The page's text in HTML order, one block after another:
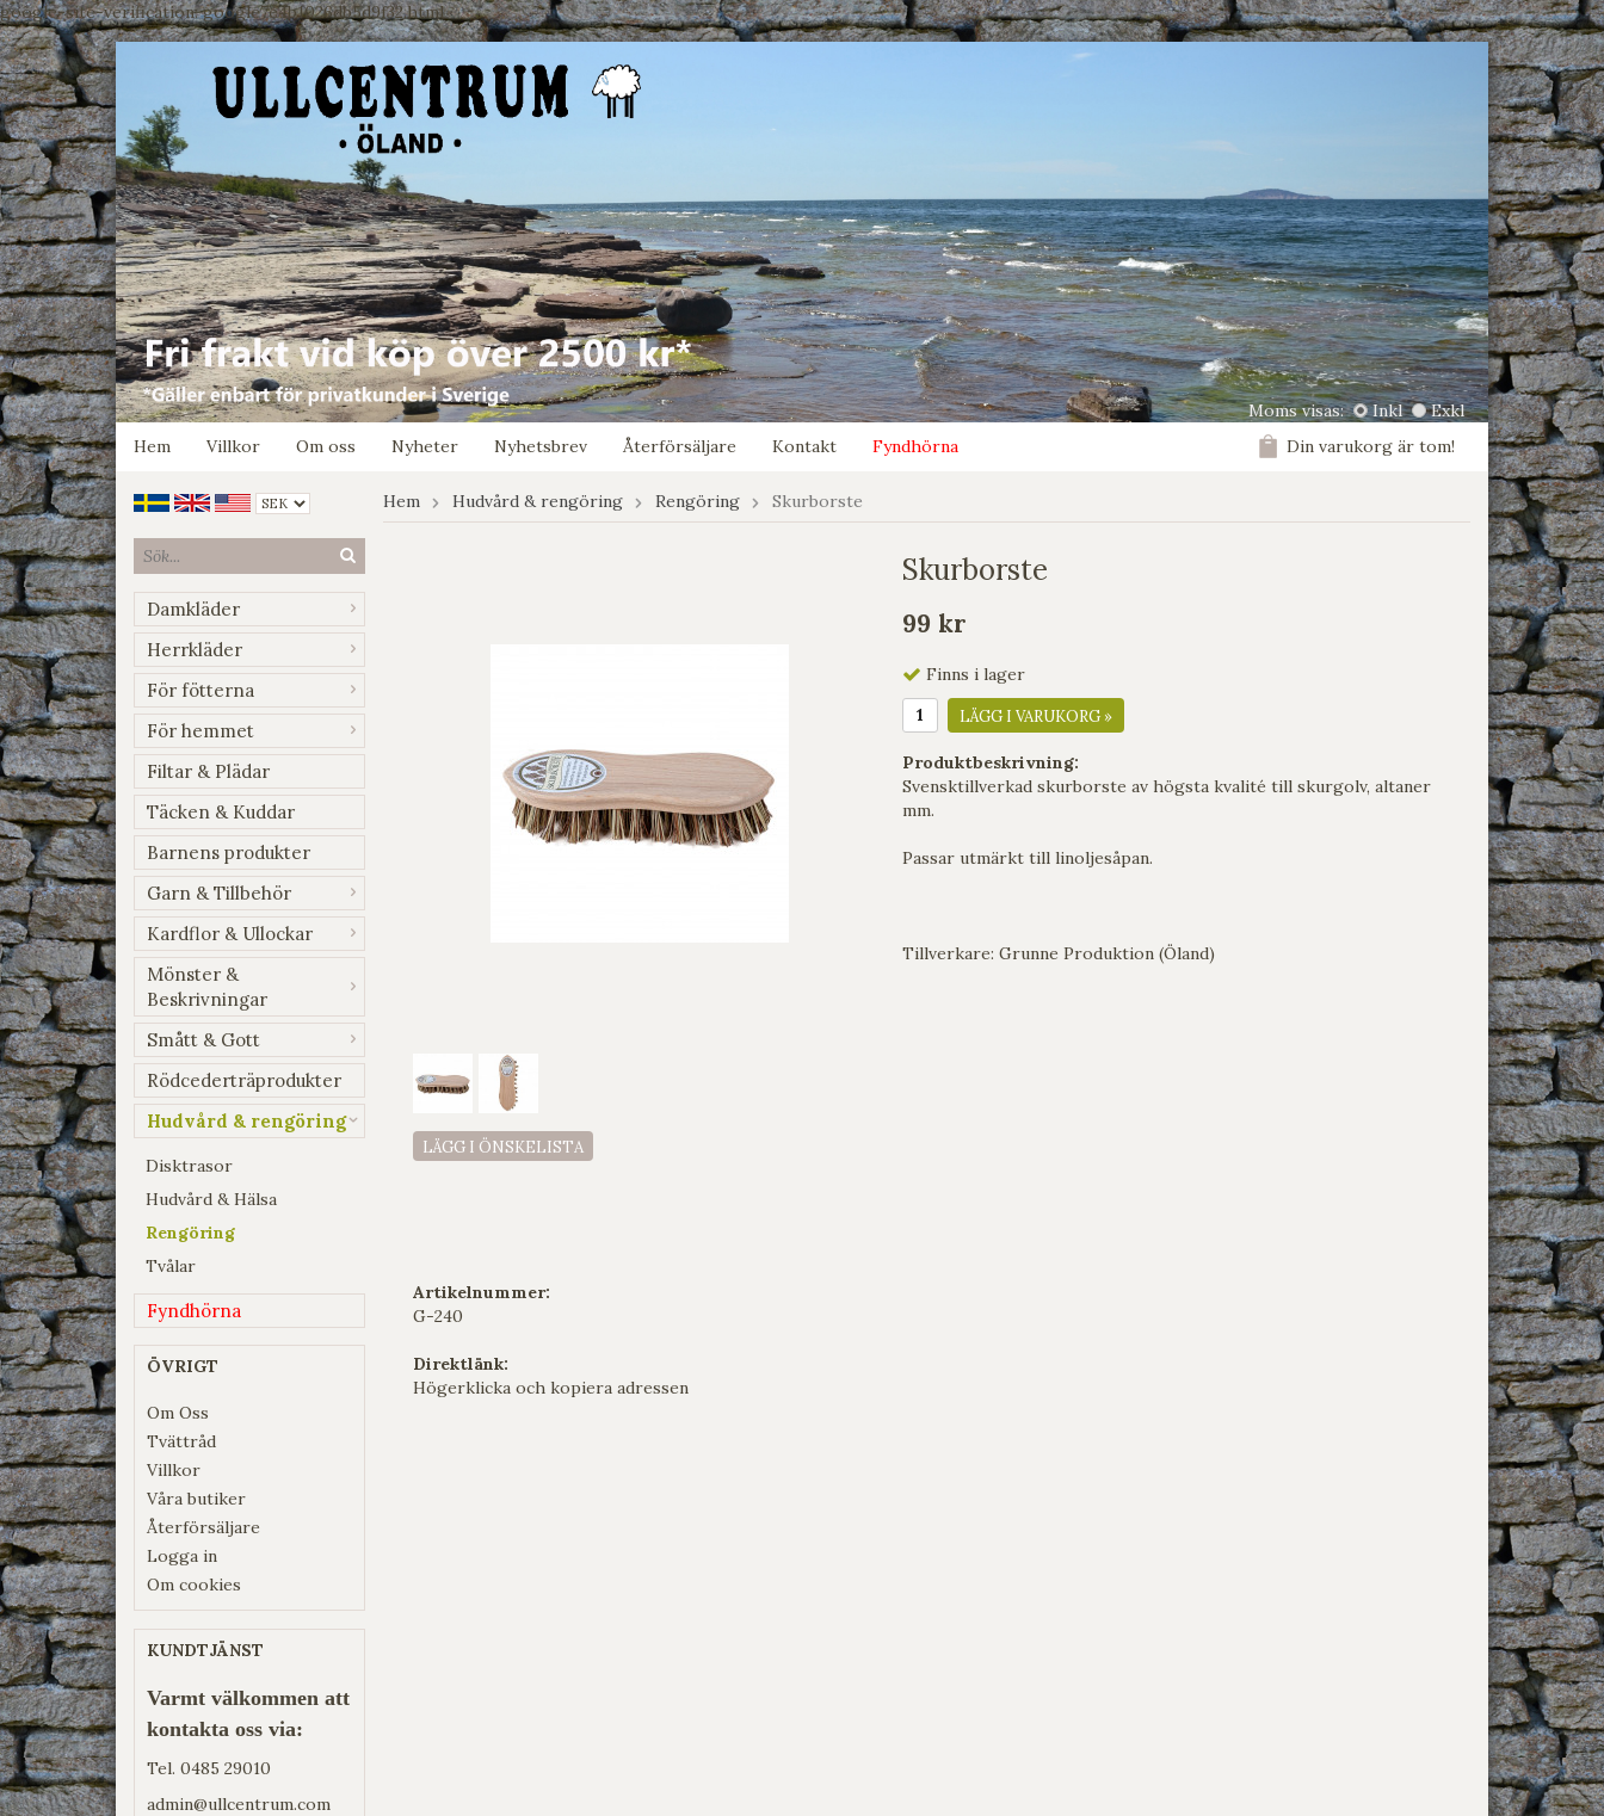
google-site-verification: google7e4b1026db5d9f32.html
Moms visas: Inkl
Exkl
Hem
Villkor Om oss Nyheter Nyhetsbrev Återförsäljare Kontakt Fyndhörna Din varukorg är tom!
Damkläder
Herrkläder
För fötterna
För hemmet
Filtar & Plädar
Täcken & Kuddar
Barnens produkter
Garn & Tillbehör
Kardflor & Ullockar
Mönster &
Beskrivningar
Smått & Gott
Rödcederträprodukter
Hudvård & rengöring
Disktrasor
Hudvård & Hälsa
Rengöring
Tvålar
Fyndhörna
ÖVRIGT
Om Oss
Tvättråd
Villkor
Våra butiker
Återförsäljare
Logga in
Om cookies
KUNDTJÄNST
Varmt välkommen att
kontakta oss via:
Tel. 0485 29010
admin@ullcentrum.com
Hem Hudvård & rengöring Rengöring Skurborste
LÄGG I ÖNSKELISTA
Artikelnummer:
G-240
Direktlänk:
Högerklicka och kopiera adressen
Skurborste
99 kr
Finns i lager
LÄGG I VARUKORG »
Produktbeskrivning:
Svensktillverkad skurborste av högsta kvalité till skurgolv, altaner
mm.
Passar utmärkt till linoljesåpan.
Tillverkare: Grunne Produktion (Öland)